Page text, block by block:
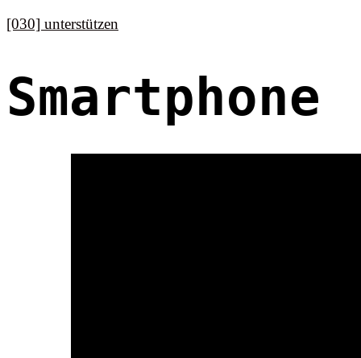
[030] unterstützen
Smartphone